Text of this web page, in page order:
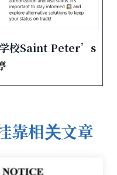
学校Saint Peter’s
靠相关文章